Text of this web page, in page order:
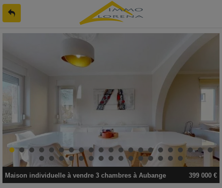
399 000 €
Maison individuelle à vendre 3 chambres à Aubange